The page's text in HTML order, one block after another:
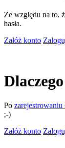
Ze względu na to,
hasła.
Załóż konto
Po zarejestrowaniu
;-)
Załóż konto